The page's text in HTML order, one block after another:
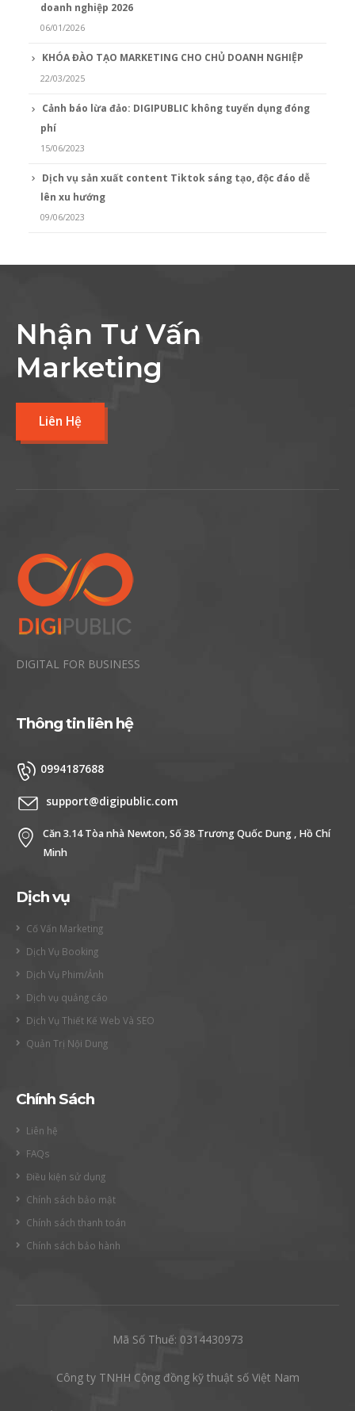
doanh nghiệp 2026
06/01/2026
KHÓA ĐÀO TẠO MARKETING CHO CHỦ DOANH NGHIỆP
22/03/2025
Cảnh báo lừa đảo: DIGIPUBLIC không tuyển dụng đóng
phí
15/06/2023
Dịch vụ sản xuất content Tiktok sáng tạo, độc đáo dễ
lên xu hướng
09/06/2023
Nhận Tư Vấn
Marketing
Liên Hệ
DIGITAL FOR BUSINESS
Thông tin liên hệ
0994187688
support@digipublic.com
Căn 3.14 Tòa nhà Newton, Số 38 Trương Quốc Dung , Hồ Chí
Minh
Dịch vụ
Cố Vấn Marketing
Dịch Vụ Booking
Dịch Vụ Phim/Ảnh
Dịch vụ quảng cáo
Dịch Vụ Thiết Kế Web Và SEO
Quản Trị Nội Dung
Chính Sách
Liên hệ
FAQs
Điều kiện sử dụng
Chính sách bảo mật
Chính sách thanh toán
Chính sách bảo hành
Mã Số Thuế: 0314430973
Công ty TNHH Cộng đồng kỹ thuật số Việt Nam